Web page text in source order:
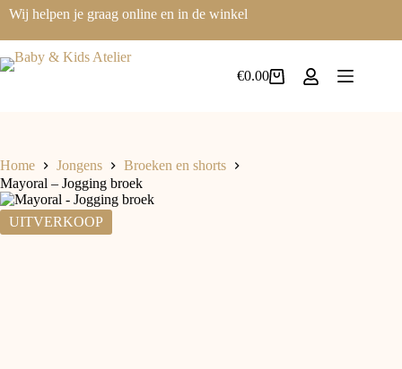
Wij helpen je graag online en in de winkel
€0.00
Home Jongens
Broeken en shorts
Mayoral – Jogging broek
UITVERKOOP